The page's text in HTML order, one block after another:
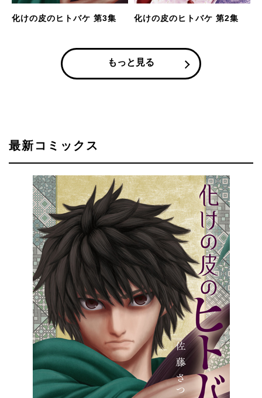
最新コミックス
化けの皮のヒトバケ 第3集 化けの皮のヒトバケ 第2集
もっと見る